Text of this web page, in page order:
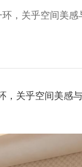
，关乎空间美
关乎空间美感